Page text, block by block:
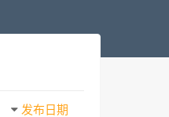
发布日期